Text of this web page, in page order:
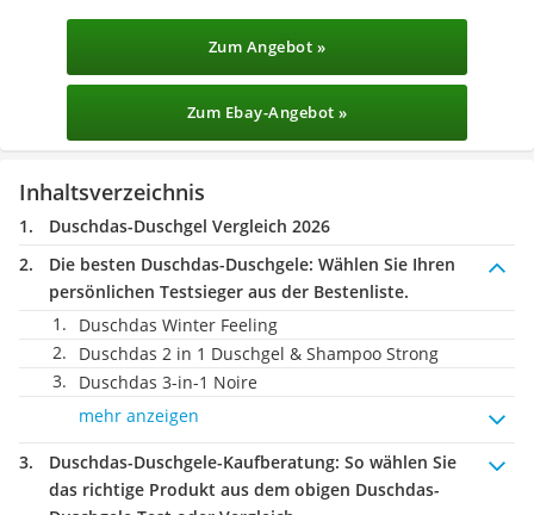
Zum Angebot »
Zum Ebay-Angebot »
Inhaltsverzeichnis
Duschdas-Duschgel Vergleich 2026
Die besten Duschdas-Duschgele: Wählen Sie Ihren
persönlichen Testsieger aus der Bestenliste.
Duschdas Winter Feeling
Duschdas 2 in 1 Duschgel & Shampoo Strong
Duschdas 3-in-1 Noire
mehr anzeigen
Duschdas-Duschgele-Kaufberatung: So wählen Sie
das richtige Produkt aus dem obigen Duschdas-